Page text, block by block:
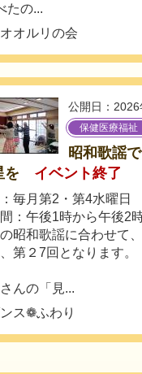
たの...
オルリの会
公開日：
保健医療福祉
昭和歌謡
を
イベント終了
毎月第2・第4水曜日
：午後1時から午後2
昭和歌謡に合わせて
第２7回となります。
んの「見...
ス❁ふわり